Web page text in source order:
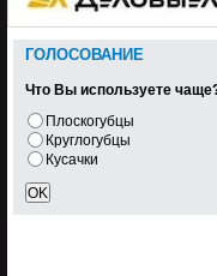
ГОЛОСОВАНИЕ
Что Вы используете
Плоскогубцы
Круглогубцы
Кусачки